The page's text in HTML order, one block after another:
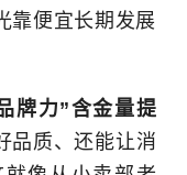
靠便宜长期发展
牌力”含金量提
品质、还能让消